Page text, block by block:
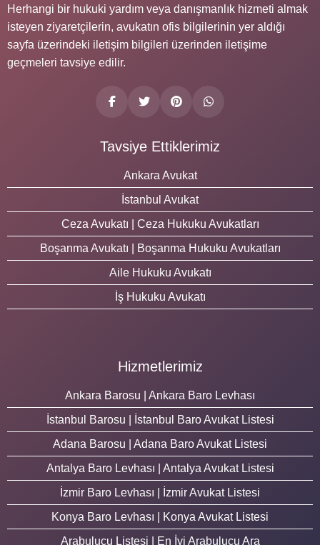
Herhangi bir hukuki yardım veya danışmanlık hizmeti almak
isteyen ziyaretçilerin, avukatın ofis bilgilerinin yer aldığı
sayfa üzerindeki iletişim bilgileri üzerinden iletişime
geçmeleri tavsiye edilir.
Tavsiye Ettiklerimiz
Ankara Avukat
İstanbul Avukat
Ceza Avukatı | Ceza Hukuku Avukatları
Boşanma Avukatı | Boşanma Hukuku Avukatları
Aile Hukuku Avukatı
İş Hukuku Avukatı
Hizmetlerimiz
Ankara Barosu | Ankara Baro Levhası
İstanbul Barosu | İstanbul Baro Avukat Listesi
Adana Barosu | Adana Baro Avukat Listesi
Antalya Baro Levhası | Antalya Avukat Listesi
İzmir Baro Levhası | İzmir Avukat Listesi
Konya Baro Levhası | Konya Avukat Listesi
Arabulucu Listesi | En İyi Arabulucu Ara